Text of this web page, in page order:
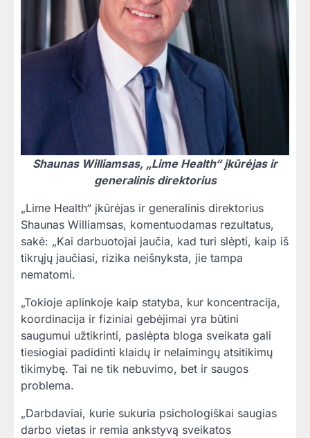
Shaunas Williamsas, „Lime Health“ įkūrėjas ir
generalinis direktorius
„Lime Health“ įkūrėjas ir generalinis direktorius
Shaunas Williamsas, komentuodamas rezultatus,
sakė: „Kai darbuotojai jaučia, kad turi slėpti, kaip iš
tikrųjų jaučiasi, rizika neišnyksta, jie tampa
nematomi.
„Tokioje aplinkoje kaip statyba, kur koncentracija,
koordinacija ir fiziniai gebėjimai yra būtini
saugumui užtikrinti, paslėpta bloga sveikata gali
tiesiogiai padidinti klaidų ir nelaimingų atsitikimų
tikimybę. Tai ne tik nebuvimo, bet ir saugos
problema.
„Darbdaviai, kurie sukuria psichologiškai saugias
darbo vietas ir remia ankstyvą sveikatos